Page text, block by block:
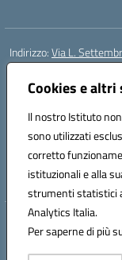
Cookies e
Il nostro Istituto
sono utilizzati
corretto
istituzionali e alla
strumenti statistici
Analytics Italia.
Per saperne di più
Indirizzo:Via L.
Centralino:
Posta elettronica
Codice fiscale:
Codice meccanografico:
Codice Indice delle
Codice unico di